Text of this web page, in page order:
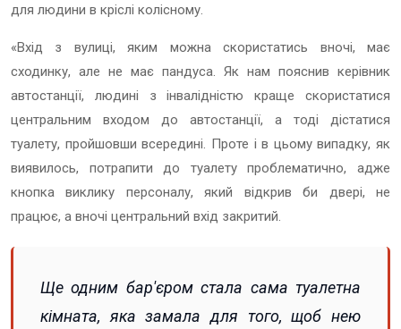
для людини в кріслі колісному.
«Вхід з вулиці, яким можна скористатись вночі, має
сходинку, але не має пандуса. Як нам пояснив керівник
автостанції, людині з інвалідністю краще скористатися
центральним входом до автостанції, а тоді дістатися
туалету, пройшовши всередині. Проте і в цьому випадку, як
виявилось, потрапити до туалету проблематично, адже
кнопка виклику персоналу, який відкрив би двері, не
працює, а вночі центральний вхід закритий.
Ще одним бар'єром стала сама туалетна
кімната, яка замала для того, щоб нею